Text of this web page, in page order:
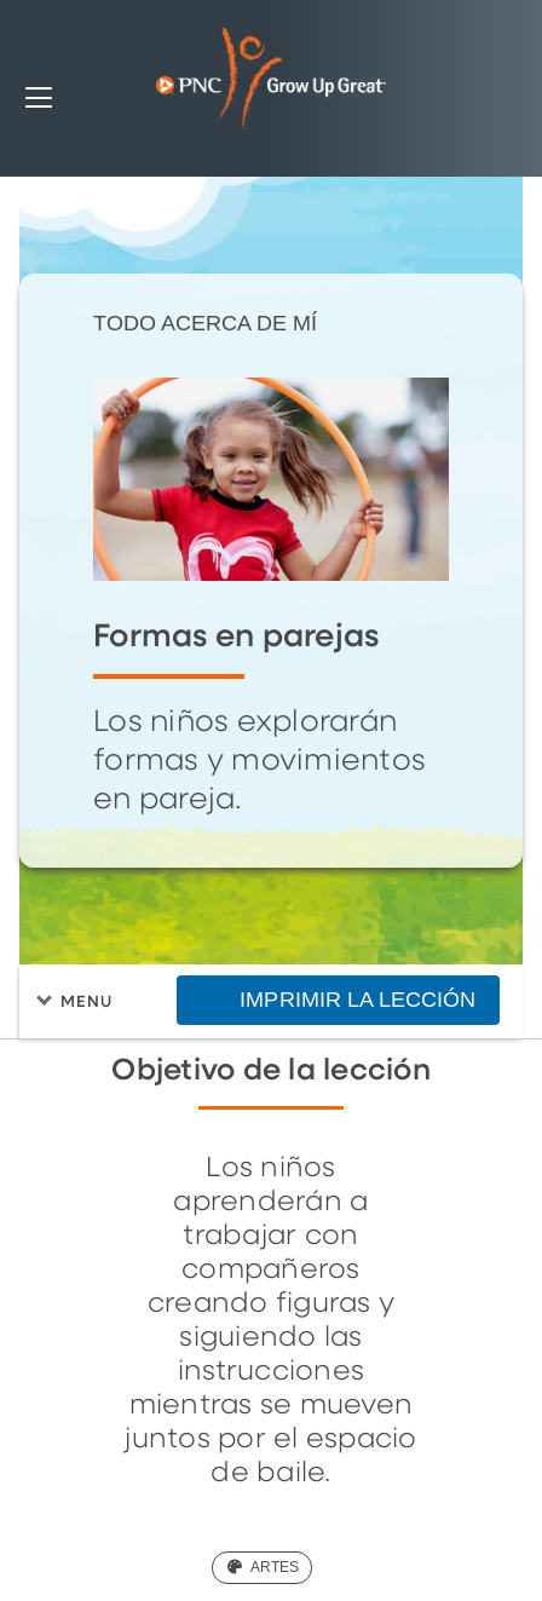
TODO ACERCA DE MÍ
Formas en parejas
Los niños explorarán
formas y movimientos
en pareja.
MENU IMPRIMIR LA LECCIÓN
Objetivo de la lección
Los niños
aprenderán a
trabajar con
compañeros
creando figuras y
siguiendo las
instrucciones
mientras se mueven
juntos por el espacio
de baile.
(ART)
ARTES